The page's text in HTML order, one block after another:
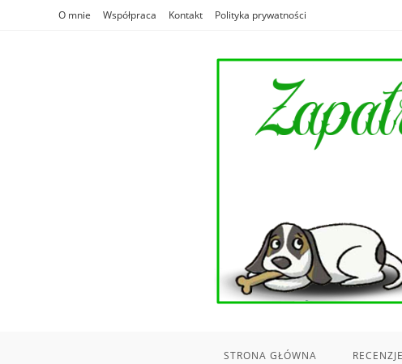
O mnie Współpraca Kontakt Polityka prywatności
STRONA GŁÓWNA RECENZJE